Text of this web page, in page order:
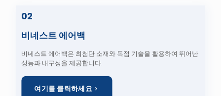
02
비네스트 에어백
비네스트 에어백은 최첨단 소재와 독점 기술을 활용하여 뛰어난
성능과 내구성을 제공합니다.
여기를 클릭하세요